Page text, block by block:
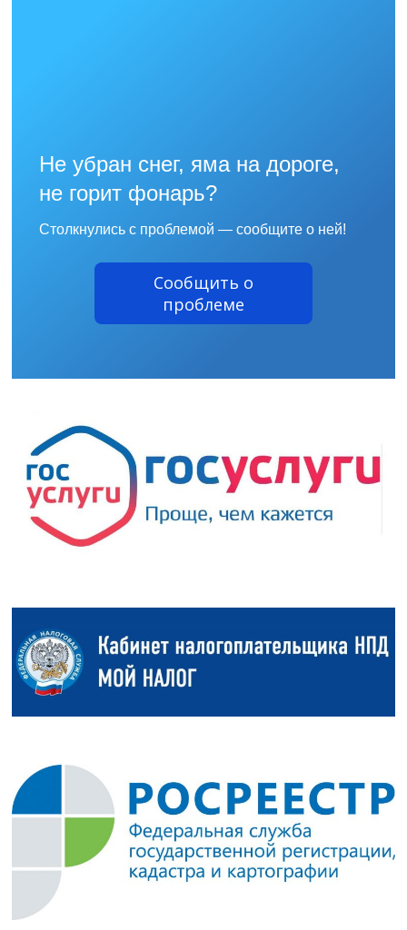
Не убран снег, яма на дороге,
не горит фонарь?
Столкнулись с проблемой — сообщите о ней!
Сообщить о
проблеме